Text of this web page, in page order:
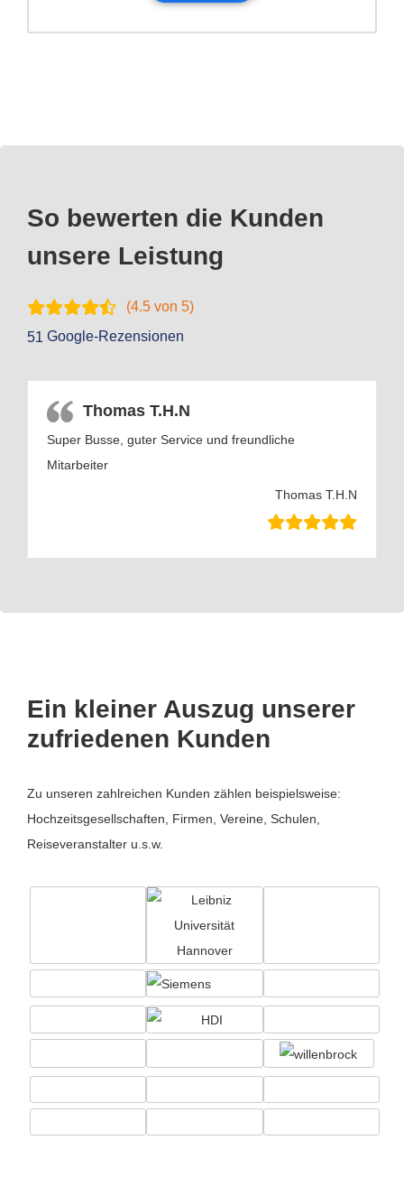
So bewerten die Kunden
unsere Leistung
(4.5 von 5)
51 Google-Rezensionen
Thomas T.H.N
Super Busse, guter Service und freundliche
Mitarbeiter
Thomas T.H.N
Ein kleiner Auszug unserer
zufriedenen Kunden
Zu unseren zahlreichen Kunden zählen beispielsweise:
Hochzeitsgesellschaften, Firmen, Vereine, Schulen,
Reiseveranstalter u.s.w.